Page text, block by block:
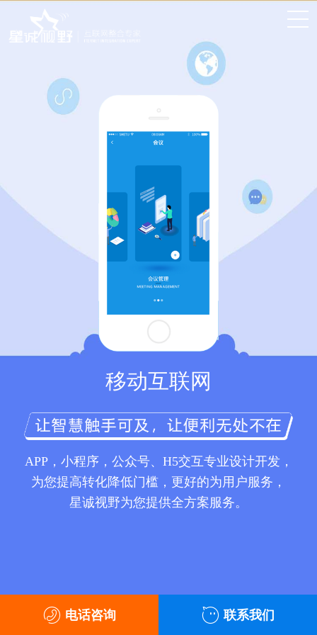
移动互联网
APP，小程序，公众号、H5交互专业设计开发，
为您提高转化降低门槛，更好的为用户服务，
星诚视野为您提供全方案服务。
电话咨询 联系我们